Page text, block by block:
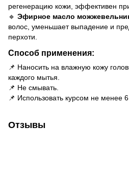
регенерацию кожи, эффективен
🔹 Эфирное масло
волос, уменьшает выпадение и
перхоти.
Способ применения:
📌 Наносить на влажную кожу
каждого мытья.
📌 Не смывать.
📌 Использовать курсом не менее
Отзывы